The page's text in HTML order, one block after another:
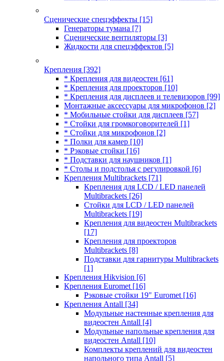
Сценические спецэффекты [15]
Генераторы тумана [7]
Сценические вентиляторы [3]
Жидкости для спецэффектов [5]
Крепления [392]
* Крепления для видеостен [61]
* Крепления для проекторов [10]
* Крепления для дисплеев и телевизоров [99]
Монтажные аксессуары для микрофонов [2]
* Мобильные стойки для дисплеев [57]
* Стойки для громкоговорителей [1]
* Стойки для микрофонов [2]
* Полки для камер [10]
* Рэковые стойки [16]
* Подставки для наушников [1]
* Столы и подстолья с регулировкой [6]
Крепления Multibrackets [71]
Крепления для LCD / LED панелей
Multibrackets [26]
Стойки для LCD / LED панелей
Multibrackets [19]
Крепления для видеостен Multibrackets
[17]
Крепления для проекторов
Multibrackets [8]
Подставки для гарнитуры Multibrackets
[1]
Крепления Hikvision [6]
Крепления Euromet [16]
Рэковые стойки 19" Euromet [16]
Крепления Antall [34]
Модульные настенные крепления для
видеостен Antall [4]
Модульные напольные крепления для
видеостен Antall [10]
Комплекты креплений для видеостен
напольного типа Antall [5]